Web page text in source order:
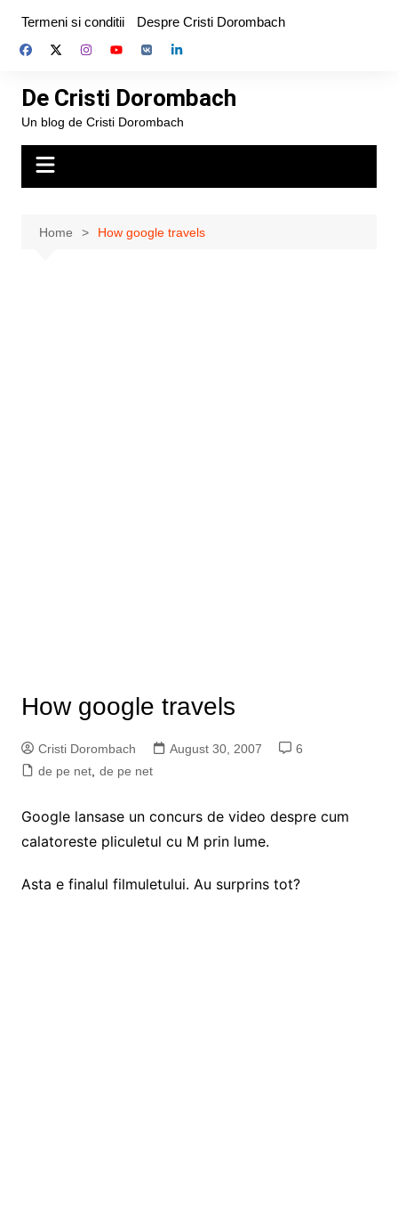
content
Termeni si conditii Despre Cristi Dorombach
De Cristi Dorombach
Un blog de Cristi Dorombach
Home How google travels
How google travels
Cristi Dorombach August 30, 2007
6
de pe net, de pe net
Google lansase un concurs de video despre cum
calatoreste pliculetul cu M prin lume.
Asta e finalul filmuletului. Au surprins tot?